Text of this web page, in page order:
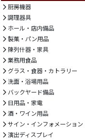
厨房機器
調理器具
ホール・店内備品
製菓・パン用品
陳列什器・家具
業務用食品
グラス・食器・カトラリー
洗面・浴場用品
バックヤード備品
日用品・家電
酒・ワイン用品
サイン・インフォメーション
演出ディスプレイ